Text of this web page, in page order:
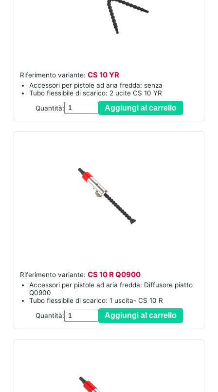
Riferimento variante: CS 10 YR
Accessori per pistole ad aria fredda: senza
Tubo flessibile di scarico: 2 ucite CS 10 YR
Quantità:
Aggiungi al carrello
Riferimento variante: CS 10 R Q0900
Accessori per pistole ad aria fredda: Diffusore piatto
Q0900
Tubo flessibile di scarico: 1 uscita- CS 10 R
Quantità:
Aggiungi al carrello